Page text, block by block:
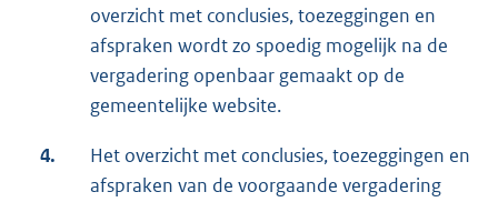
overzicht met conclusies, toezeggingen en
afspraken wordt zo spoedig mogelijk na de
vergadering openbaar gemaakt op de
gemeentelijke website.
4.
Het overzicht met conclusies, toezeggingen en
afspraken van de voorgaande vergadering